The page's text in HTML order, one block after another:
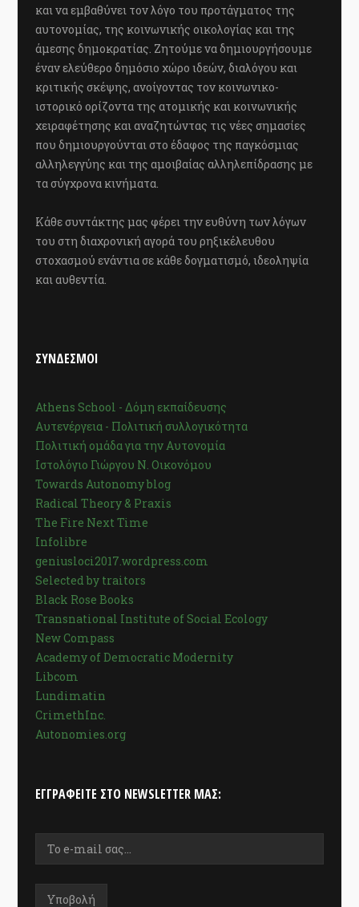
και να εμβαθύνει τον λόγο του προτάγματος της
αυτονομίας, της κοινωνικής οικολογίας και της
άμεσης δημοκρατίας. Ζητούμε να δημιουργήσουμε
έναν ελεύθερο δημόσιο χώρο ιδεών, διαλόγου και
κριτικής σκέψης, ανοίγοντας τον κοινωνικο-
ιστορικό ορίζοντα της ατομικής και κοινωνικής
χειραφέτησης και αναζητώντας τις νέες σημασίες
που δημιουργούνται στο έδαφος της παγκόσμιας
αλληλεγγύης και της αμοιβαίας αλληλεπίδρασης με
τα σύγχρονα κινήματα.
Κάθε συντάκτης μας φέρει την ευθύνη των λόγων
του στη διαχρονική αγορά του ρηξικέλευθου
στοχασμού ενάντια σε κάθε δογματισμό, ιδεοληψία
και αυθεντία.
ΣΥΝΔΕΣΜΟΙ
Athens School - Δόμη εκπαίδευσης
Αυτενέργεια - Πολιτική συλλογικότητα
Πολιτική ομάδα για την Αυτονομία
Ιστολόγιο Γιώργου Ν. Οικονόμου
Towards Autonomy blog
Radical Theory & Praxis
The Fire Next Time
Infolibre
geniusloci2017.wordpress.com
Selected by traitors
Black Rose Books
Transnational Institute of Social Ecology
New Compass
Academy of Democratic Modernity
Libcom
Lundimatin
CrimethInc.
Autonomies.org
ΕΓΓΡΑΦΕΊΤΕ ΣΤΟ NEWSLETTER ΜΑΣ: